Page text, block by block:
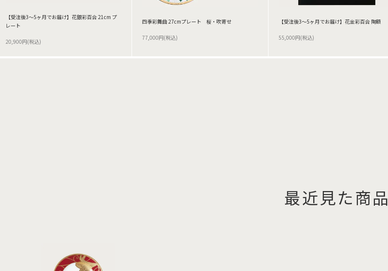
【受注後3～5ヶ月でお届け】花銀彩百合 21cm プ
レート
20,900円(税込)
四季彩舞曲 27cmプレート 桜・吹寄せ
77,000円(税込)
【受注後3～5ヶ月でお届け】花金彩百合 陶額
55,000円(税込)
最近見た商品